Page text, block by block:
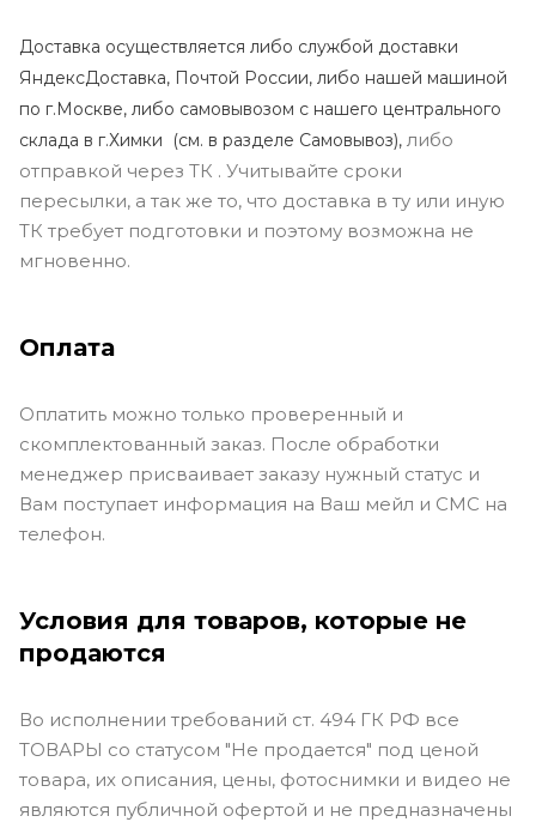
Доставка осуществляется либо службой доставки
ЯндексДоставка, Почтой России, либо нашей машиной
по г.Москве, либо самовывозом с нашего центрального
склада в г.Химки (см. в разделе Самовывоз), либо
отправкой через ТК . Учитывайте сроки
пересылки, а так же то, что доставка в ту или иную
ТК требует подготовки и поэтому возможна не
мгновенно.
Оплата
Оплатить можно только проверенный и
скомплектованный заказ. После обработки
менеджер присваивает заказу нужный статус и
Вам поступает информация на Ваш мейл и СМС на
телефон.
Условия для товаров, которые не
продаются
Во исполнении требований ст. 494 ГК РФ все
ТОВАРЫ со статусом "Не продается" под ценой
товара, их описания, цены, фотоснимки и видео не
являются публичной офертой и не предназначены